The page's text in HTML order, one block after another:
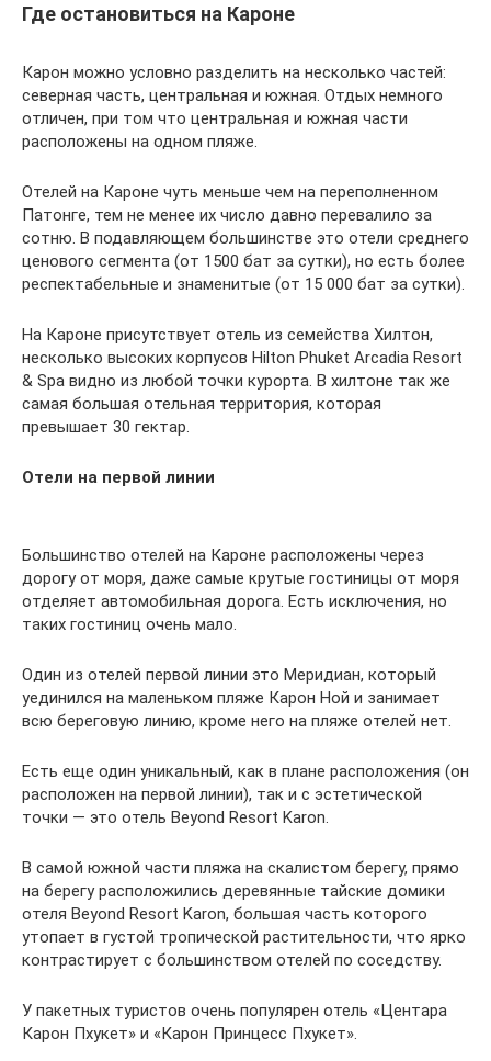
Где остановиться на Кароне
Карон можно условно разделить на несколько частей:
северная часть, центральная и южная. Отдых немного
отличен, при том что центральная и южная части
расположены на одном пляже.
Отелей на Кароне чуть меньше чем на переполненном
Патонге, тем не менее их число давно перевалило за
сотню. В подавляющем большинстве это отели среднего
ценового сегмента (от 1500 бат за сутки), но есть более
респектабельные и знаменитые (от 15 000 бат за сутки).
На Кароне присутствует отель из семейства Хилтон,
несколько высоких корпусов Hilton Phuket Arcadia Resort
& Spa видно из любой точки курорта. В хилтоне так же
самая большая отельная территория, которая
превышает 30 гектар.
Отели на первой линии
Большинство отелей на Кароне расположены через
дорогу от моря, даже самые крутые гостиницы от моря
отделяет автомобильная дорога. Есть исключения, но
таких гостиниц очень мало.
Один из отелей первой линии это Меридиан, который
уединился на маленьком пляже Карон Ной и занимает
всю береговую линию, кроме него на пляже отелей нет.
Есть еще один уникальный, как в плане расположения (он
расположен на первой линии), так и с эстетической
точки — это отель Beyond Resort Karon.
В самой южной части пляжа на скалистом берегу, прямо
на берегу расположились деревянные тайские домики
отеля Beyond Resort Karon, большая часть которого
утопает в густой тропической растительности, что ярко
контрастирует с большинством отелей по соседству.
У пакетных туристов очень популярен отель «Центара
Карон Пхукет» и «Карон Принцесс Пхукет».